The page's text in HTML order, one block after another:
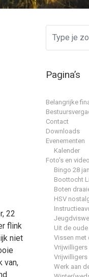
22
flink
niet
van,
Pagina’s
Belangrijke
Contact
Downloads
Evenementen
Kalender
Foto’s en
Bingo 28
Boottocht
Boten
HSV
Uit de
Vissen met
Vrijwilligers
Vrijwilligers
Werk aan